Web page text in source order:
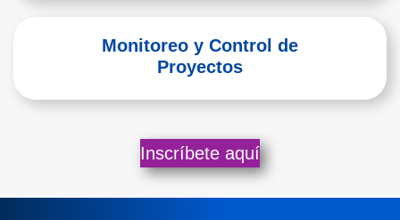
Monitoreo y Control de
Proyectos
Inscríbete aquí